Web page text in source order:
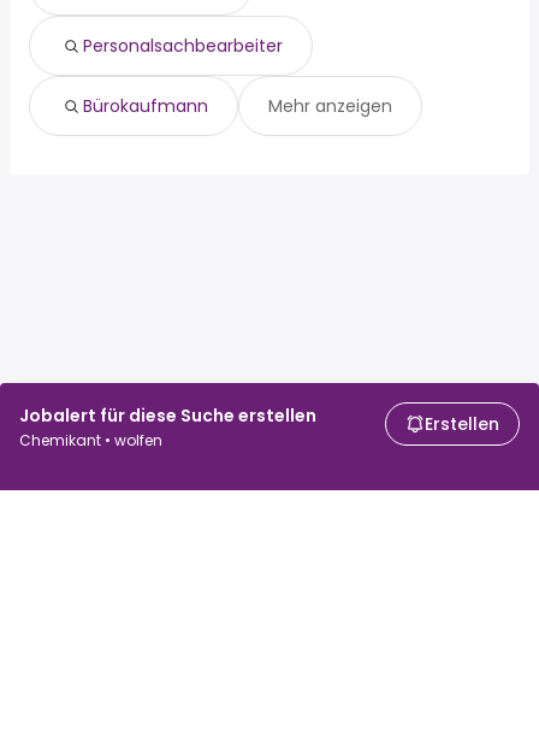
Jobalert für diese Suche erstellen
Chemikant • wolfen
Erstellen
Personalsachbearbeiter
Bürokaufmann Mehr anzeigen